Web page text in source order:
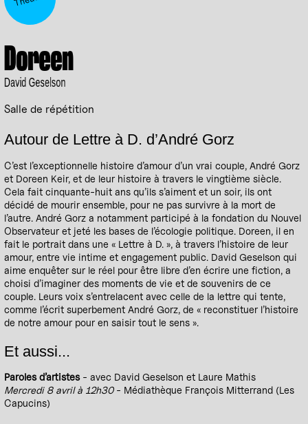
Doreen
David Geselson
Salle de répétition
Autour de Lettre à D. d’André Gorz
C’est l’exceptionnelle histoire d’amour d’un vrai couple, André Gorz
et Doreen Keir, et de leur histoire à travers le vingtième siècle.
Cela fait cinquante-huit ans qu’ils s’aiment et un soir, ils ont
décidé de mourir ensemble, pour ne pas survivre à la mort de
l’autre. André Gorz a notamment participé à la fondation du Nouvel
Observateur et jeté les bases de l’écologie politique. Doreen, il en
fait le portrait dans une « Lettre à D. », à travers l’histoire de leur
amour, entre vie intime et engagement public. David Geselson qui
aime enquêter sur le réel pour être libre d’en écrire une fiction, a
choisi d’imaginer des moments de vie et de souvenirs de ce
couple. Leurs voix s’entrelacent avec celle de la lettre qui tente,
comme l’écrit superbement André Gorz, de « reconstituer l’histoire
de notre amour pour en saisir tout le sens ».
Et aussi...
Paroles d’artistes- avec David Geselson et Laure Mathis
Mercredi 8 avril à 12h30- Médiathèque François Mitterrand (Les
Capucins)